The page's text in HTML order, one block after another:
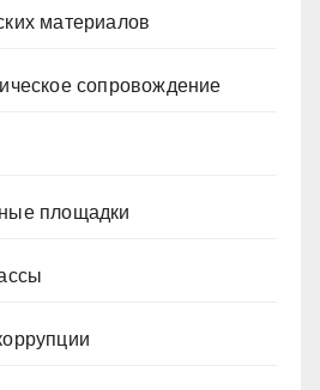
материалов
сопровождение
площадки